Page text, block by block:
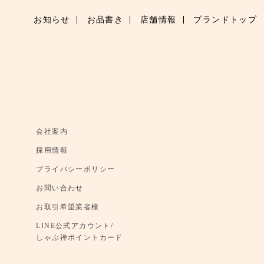
お知らせ お品書き 店舗情報 ブランドトップ
会社案内
採用情報
プライバシーポリシー
お問い合わせ
お取引希望業者様
LINE公式アカウント/
しゃぶ禅ポイントカード